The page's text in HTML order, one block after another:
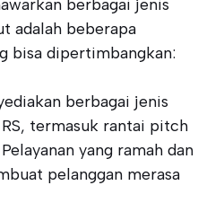
berbagai jenis
adalah beberapa
bisa dipertimbangkan:
berbagai jenis
termasuk rantai pitch
yang ramah dan
pelanggan merasa